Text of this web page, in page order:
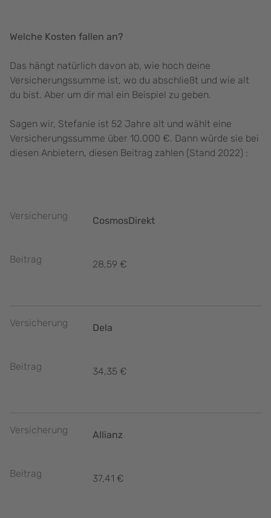
Welche Kosten fallen an?
Das hängt natürlich davon ab, wie hoch deine
Versicherungssumme ist, wo du abschließt und wie alt
du bist. Aber um dir mal ein Beispiel zu geben.
Sagen wir, Stefanie ist 52 Jahre alt und wählt eine
Versicherungssumme über 10.000 €. Dann würde sie bei
diesen Anbietern, diesen Beitrag zahlen (Stand 2022) :
Versicherung CosmosDirekt
Beitrag 28,59 €
Versicherung Dela
Beitrag 34,35 €
Versicherung Allianz
Beitrag 37,41 €